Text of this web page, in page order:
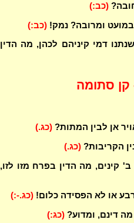
(כב:)
ומרובה? נמק! (כב:)
דמי קיניהם לכהן, מה הדין
קן סתומה
אן לבין המתות? (כג.)
הקריבות? (כג.)
קינים, מה הדין בפרח מזו לזו,
או לא הפסידה כלום! (כג.-:)
דינם, ומדוע? (כג:)